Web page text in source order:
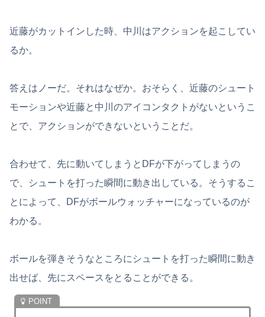
近藤がカットインした時、中川はアクションを起こしてい
るか。
答えはノーだ。それはなぜか。おそらく、近藤のシュート
モーションや近藤と中川のアイコンタクトがないというこ
とで、アクションができないということだ。
合わせて、先に動いてしまうとDFが下がってしまうの
で、シュートを打った瞬間に動き出している。そうするこ
とによって、DFがボールウォッチャーになっているのが
わかる。
ボールを弾きそうなところにシュートを打った瞬間に動き
出せば、先にスペースをとることができる。